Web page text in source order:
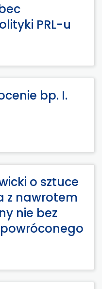
PRL-u
bp. I.
o sztuce
z nawrotem
nie bez